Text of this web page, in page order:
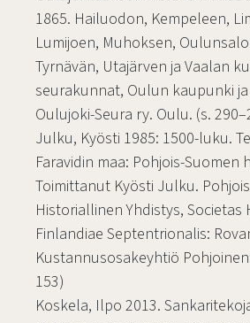
1865. Hailuodon, Kempeleen,
Lumijoen, Muhoksen,
Tyrnävän, Utajärven ja Vaalan
seurakunnat, Oulun kaupunki
Oulujoki-Seura ry. Oulu. (s.
Julku, Kyösti 1985: 1500-luku.
Faravidin maa: Pohjois-Suomen
Toimittanut Kyösti Julku.
Historiallinen Yhdistys, Societas
Finlandiae Septentrionalis:
Kustannusosakeyhtiö
153)
Koskela, Ilpo 2013.